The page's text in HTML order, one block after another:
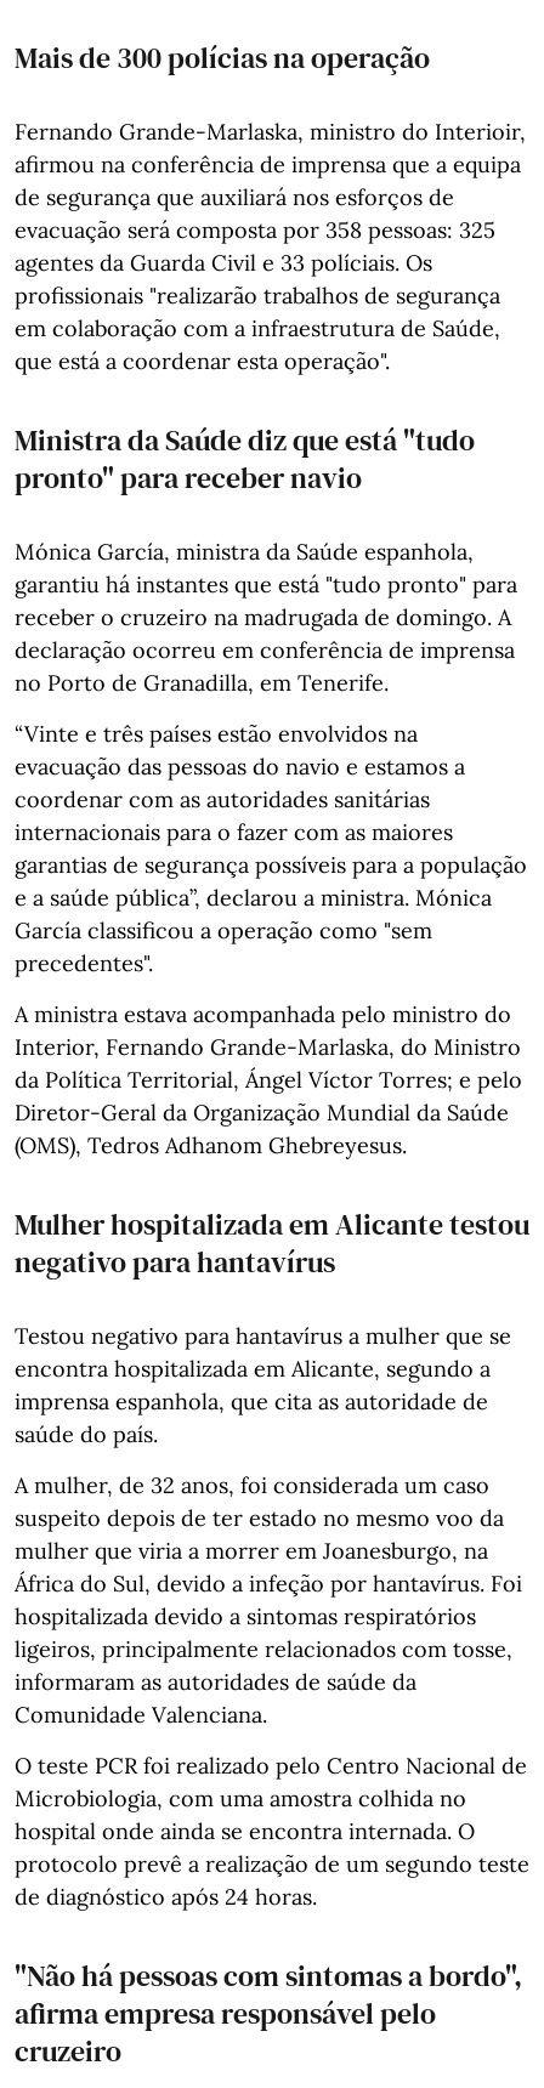
Mais de 300 polícias na operação
Fernando Grande-Marlaska, ministro do Interioir,
afirmou na conferência de imprensa que a equipa
de segurança que auxiliará nos esforços de
evacuação será composta por 358 pessoas: 325
agentes da Guarda Civil e 33 políciais. Os
profissionais "realizarão trabalhos de segurança
em colaboração com a infraestrutura de Saúde,
que está a coordenar esta operação".
Ministra da Saúde diz que está "tudo
pronto" para receber navio
Mónica García, ministra da Saúde espanhola,
garantiu há instantes que está "tudo pronto" para
receber o cruzeiro na madrugada de domingo. A
declaração ocorreu em conferência de imprensa
no Porto de Granadilla, em Tenerife.
“Vinte e três países estão envolvidos na
evacuação das pessoas do navio e estamos a
coordenar com as autoridades sanitárias
internacionais para o fazer com as maiores
garantias de segurança possíveis para a população
e a saúde pública”, declarou a ministra. Mónica
García classificou a operação como "sem
precedentes".
A ministra estava acompanhada pelo ministro do
Interior, Fernando Grande-Marlaska, do Ministro
da Política Territorial, Ángel Víctor Torres; e pelo
Diretor-Geral da Organização Mundial da Saúde
(OMS), Tedros Adhanom Ghebreyesus.
Mulher hospitalizada em Alicante testou
negativo para hantavírus
Testou negativo para hantavírus a mulher que se
encontra hospitalizada em Alicante, segundo a
imprensa espanhola, que cita as autoridade de
saúde do país.
A mulher, de 32 anos, foi considerada um caso
suspeito depois de ter estado no mesmo voo da
mulher que viria a morrer em Joanesburgo, na
África do Sul, devido a infeção por hantavírus. Foi
hospitalizada devido a sintomas respiratórios
ligeiros, principalmente relacionados com tosse,
informaram as autoridades de saúde da
Comunidade Valenciana.
O teste PCR foi realizado pelo Centro Nacional de
Microbiologia, com uma amostra colhida no
hospital onde ainda se encontra internada. O
protocolo prevê a realização de um segundo teste
de diagnóstico após 24 horas.
"Não há pessoas com sintomas a bordo",
afirma empresa responsável pelo
cruzeiro